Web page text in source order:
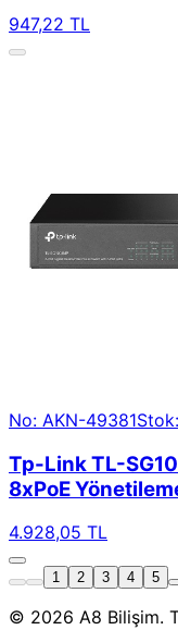
947,22 TL
No: AKN-49381
Tp-Link TL-
8xPoE
4.928,05 TL
1 2 3 4 5
© 2026 A8 Bilişim.